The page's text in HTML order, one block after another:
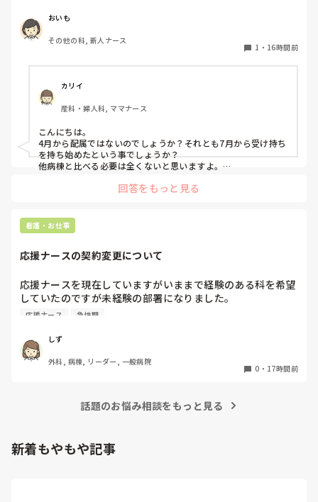
「解熱剤を使う・使わない」
「クーリングする・しない」
を何を基準に判断していますか？
みたいです。
しかも、2人受け持ちで平均1～3時間は残業しています。3
人目に入れないことに焦りを感じています。
頂きたいです。
おいも
その他の科, 新人ナース
1 ・ 16時間前
カリイ
産科・婦人科, ママナース
こんにちは。
4月から配属ではないのでしょうか？それとも7月から受け持ち
を持ち始めたという事でしょうか？
他病棟と比べる必要は全くないと思いますよ。
まず、同じ病棟の先輩達はどうしていますか？先輩と比較して
す。
前日受け持ちがわかるなら、やりそうな処置等、手順や必要物
まで見学したり、マニュアルをみて先輩から教わってきた事の
これは私が新人時代、先輩に言われたことなのですが「そもそ
も超勤する前提で仕事してるよね？終わらせようとしてるな
ら、その動きにはならないよ。」と。今なら言いたいことがわ
超勤の手当はもらえますか？新人は超勤もらえなかったり、も
らえれば先輩達からブーイングと良いこと無しなので、とにか
く定時過ぎには終わるに限ります。一度先輩に相談しつつ、準
備や予習をして挑みましょう！
回答をもっと見る
看護・お仕事
応援ナースの契約変更について
応援ナースを現在していますがいままで経験のある科を希望
していたのですが未経験の部署になりました。
急性期なのもあって夜勤が不安で日勤のみに変更してもらう
容変更された経験のある方はいますか？
その場合給料も変更になりますか？
応援ナース 急性期
しず
外科, 病棟, リーダー, 一般病院
0 ・ 17時間前
話題のお悩み相談をもっと見る
新着もやもや記事